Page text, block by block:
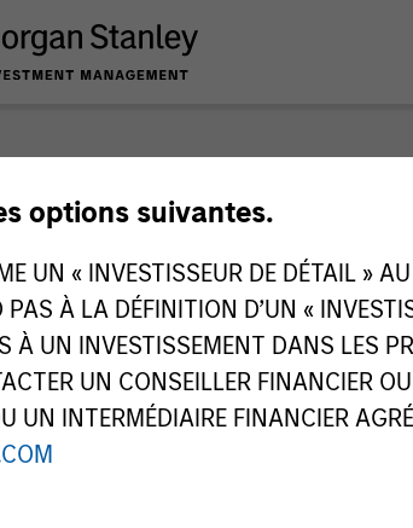
options suivantes.
UN « INVESTISSEUR DE DÉTAIL »
À LA DÉFINITION D’UN «
À UN INVESTISSEMENT DANS LES
UN CONSEILLER FINANCIER
INTERMÉDIAIRE FINANCIER